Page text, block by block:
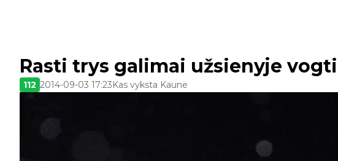
Rasti trys galimai užsienyje
112 2014-09-03 17:23Kas vyksta Kaune